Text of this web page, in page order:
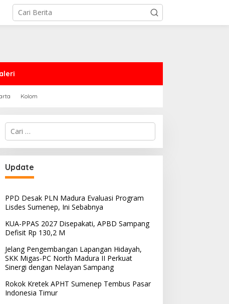
Kolom
Cari
untuk:
Update
PPD Desak PLN Madura Evaluasi Program
Lisdes Sumenep, Ini Sebabnya
KUA-PPAS 2027 Disepakati, APBD Sampang
Defisit Rp 130,2 M
Jelang Pengembangan Lapangan Hidayah,
SKK Migas-PC North Madura II Perkuat
Sinergi dengan Nelayan Sampang
Rokok Kretek APHT Sumenep Tembus Pasar
Indonesia Timur